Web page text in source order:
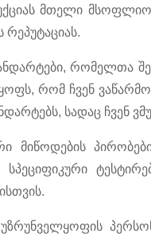
მთელი
რეპუტაციას.
რომელთა
რომ ჩვენ
სადაც ჩვენ
მიწოდების